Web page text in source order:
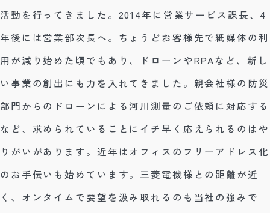
活動を行ってきました。2014年に営業サービス課長、4
年後には営業部次長へ。ちょうどお客様先で紙媒体の利
用が減り始めた頃でもあり、ドローンやRPAなど、新し
い事業の創出にも力を入れてきました。親会社様の防災
部門からのドローンによる河川測量のご依頼に対応する
など、求められていることにイチ早く応えられるのはや
りがいがあります。近年はオフィスのフリーアドレス化
のお手伝いも始めています。三菱電機様との距離が近
く、オンタイムで要望を汲み取れるのも当社の強みで